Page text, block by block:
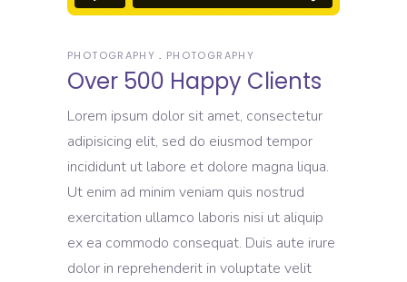
PHOTOGRAPHY PHOTOGRAPHY
Over 500 Happy Clients
Lorem ipsum dolor sit amet, consectetur
adipisicing elit, sed do eiusmod tempor
incididunt ut labore et dolore magna liqua.
Ut enim ad minim veniam quis nostrud
exercitation ullamco laboris nisi ut aliquip
ex ea commodo consequat. Duis aute irure
dolor in reprehenderit in voluptate velit